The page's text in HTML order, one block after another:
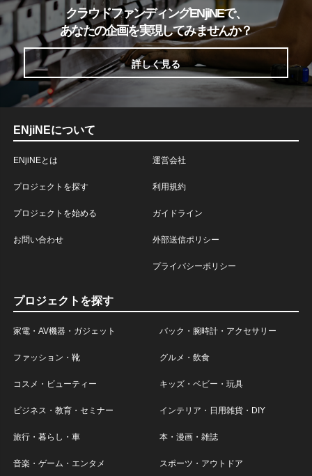
クラウドファンディングENjiNEで、
あなたの企画を実現してみませんか？
詳しく見る
ENjiNEについて
ENjiNEとは
プロジェクトを探す
プロジェクトを始める
お問い合わせ
運営会社
利用規約
ガイドライン
外部送信ポリシー
プライバシーポリシー
プロジェクトを探す
家電・AV機器・ガジェット バック・腕時計・アクセサリー
ファッション・靴 グルメ・飲食
コスメ・ビューティー キッズ・ベビー・玩具
ビジネス・教育・セミナー インテリア・日用雑貨・DIY
旅行・暮らし・車 本・漫画・雑誌
音楽・ゲーム・エンタメ スポーツ・アウトドア